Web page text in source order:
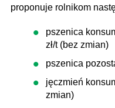
proponuje rolnikom
pszenica
zł/t (bez zmian)
pszenica
jęczmień
zmian)